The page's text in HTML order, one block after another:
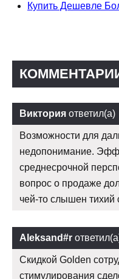
Купить Дешевле
Виктория ответил(а)
Возможности для
недопонимание.
среднесрочной
вопрос о продаже
чей-то слышен тихий
Aleksand#r
Скидкой Golden
стимулирования